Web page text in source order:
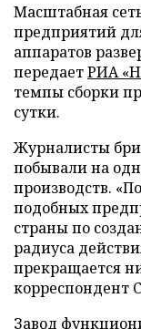
Масштабная
предприятий
аппаратов
передаетРИА
темпы сборки
сутки.
Журналисты
побывали на
производств.
подобных
страны по
радиуса
прекращается
корреспондент
Завод